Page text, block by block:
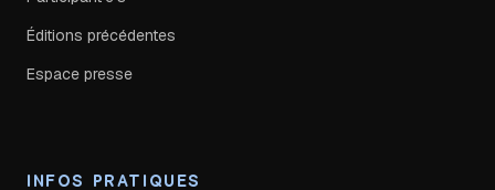
Éditions précédentes
Espace presse
INFOS PRATIQUES